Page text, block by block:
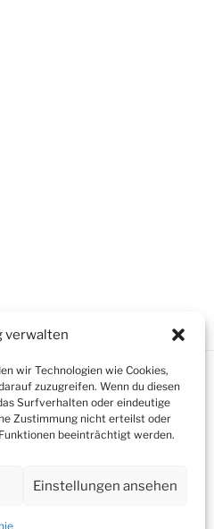
verwalten
wir Technologien wie Cookies,
zuzugreifen. Wenn du diesen
Surfverhalten oder eindeutige
Zustimmung nicht erteilst oder
beeinträchtigt werden.
Einstellungen ansehen